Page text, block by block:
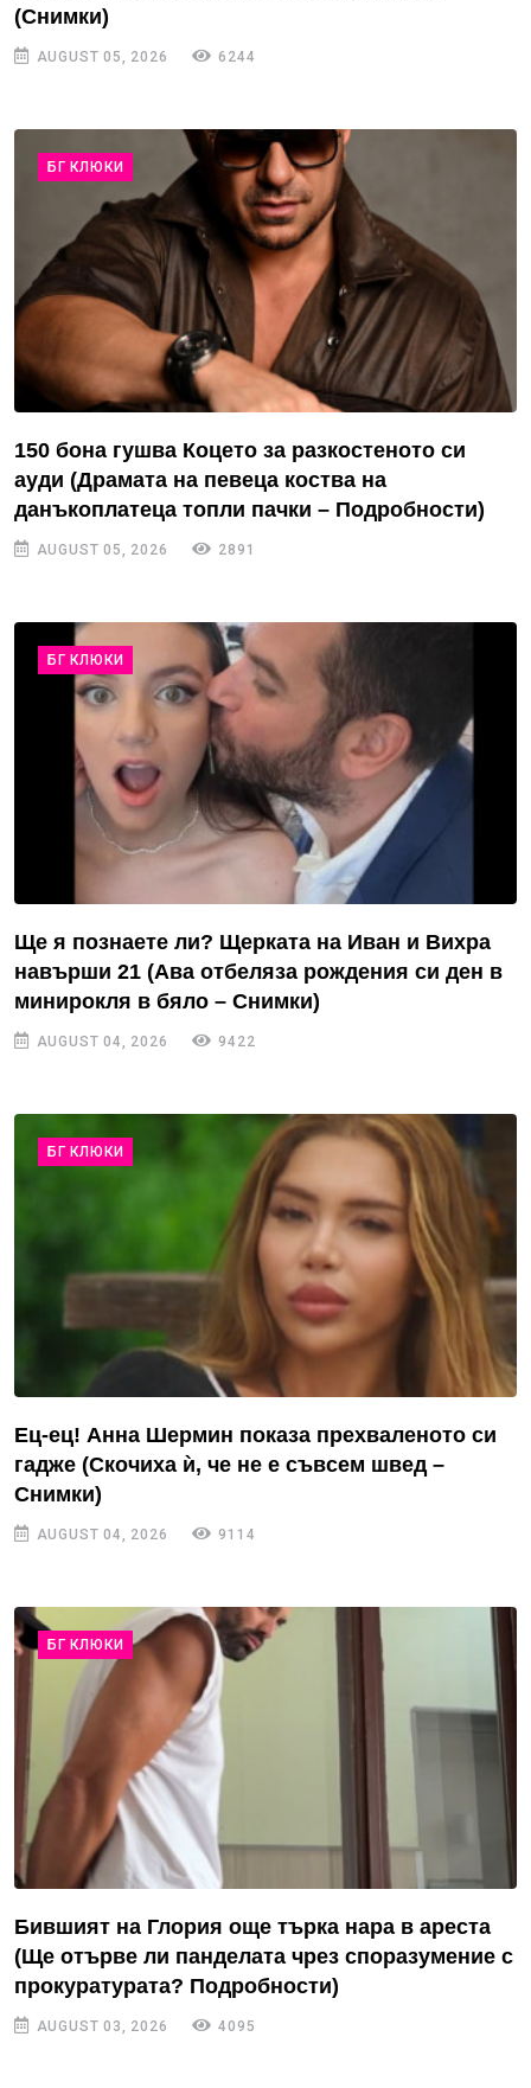
(Снимки)
AUGUST 05, 2026 6244
БГ КЛЮКИ
150 бона гушва Коцето за разкостеното си
ауди (Драмата на певеца коства на
данъкоплатеца топли пачки – Подробности)
AUGUST 05, 2026 2891
БГ КЛЮКИ
Ще я познаете ли? Щерката на Иван и Вихра
навърши 21 (Ава отбеляза рождения си ден в
минирокля в бяло – Снимки)
AUGUST 04, 2026 9422
БГ КЛЮКИ
Ец-ец! Анна Шермин показа прехваленото си
гадже (Скочиха ѝ, че не е съвсем швед –
Снимки)
AUGUST 04, 2026 9114
БГ КЛЮКИ
Бившият на Глория още търка нара в ареста
(Ще отърве ли панделата чрез споразумение с
прокуратурата? Подробности)
AUGUST 03, 2026 4095